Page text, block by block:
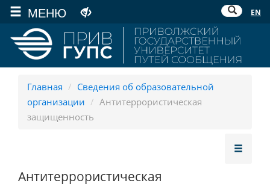
МЕНЮ EN
Главная / Сведения об образовательной
организации / Антитеррористическая
защищенность
Антитеррористическая